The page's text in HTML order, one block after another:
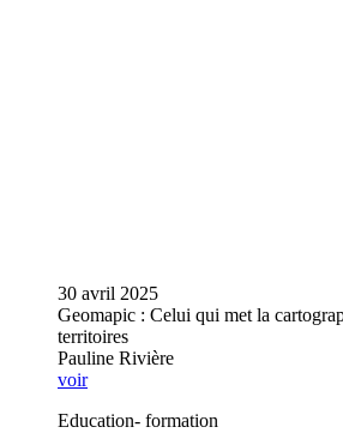
30 avril 2025
Geomapic : Celui qui met la
territoires
Pauline Rivière
voir
Education- formation